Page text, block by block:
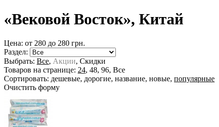
«Вековой Восток», Китай
Цена: от 280 до 280 грн.
Раздел:
Выбрать: Все, Акции, Скидки
Товаров на странице: 24, 48, 96, Все
Сортировать: дешевые, дорогие, название, новые, популярные
Очистить форму